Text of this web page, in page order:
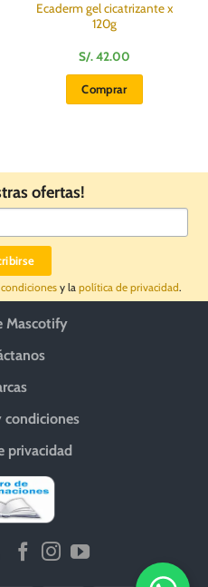
Ecaderm gel cicatrizante x
120g
S/.42.00
Comprar
ofertas!
y la política de privacidad.
Mascotify
condiciones
privacidad